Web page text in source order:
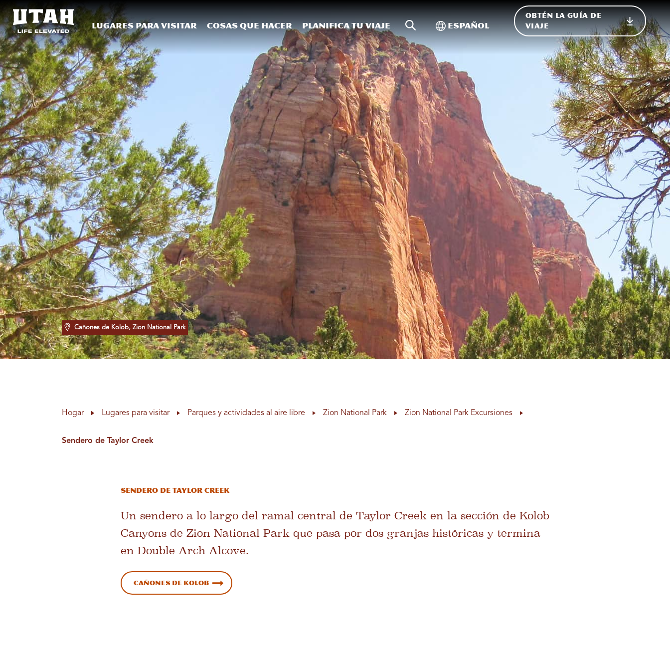
Skip to content
Lugares para visitar Cosas que hacer Planifica tu viaje Búsqueda en el sitio
Alternar Internacional
Español
OBTÉN LA GUÍA DE
VIAJE
Cañones de Kolob, Zion National Park
Hogar Lugares para visitar Parques y actividades al aire libre Zion National Park Zion National Park Excursiones
Sendero de Taylor Creek
Sendero de Taylor Creek
Un sendero a lo largo del ramal central de Taylor Creek en la sección de Kolob
Canyons de Zion National Park que pasa por dos granjas históricas y termina
en Double Arch Alcove.
Cañones de Kolob